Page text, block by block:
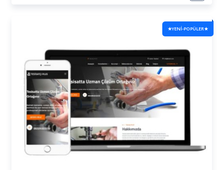
★YENİ-POPÜLER★